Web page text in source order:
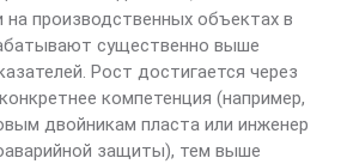
производственных объектах в
существенно выше
Рост достигается через
компетенция (например,
двойникам пласта или инженер
защиты), тем выше